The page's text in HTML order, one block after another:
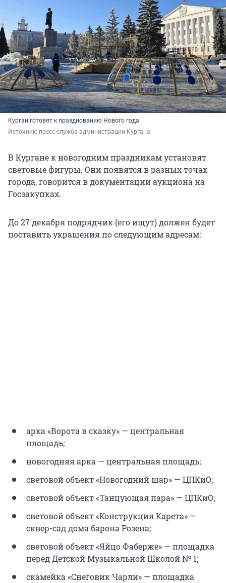
Курган готовят к празднованию Нового года
Источник: пресс-служба администрации Кургана
В Кургане к новогодним праздникам установят
световые фигуры. Они появятся в разных точах
города, говорится в документации аукциона на
Госзакупках.
До 27 декабря подрядчик (его ищут) должен будет
поставить украшения по следующим адресам:
арка «Ворота в сказку» — центральная
площадь;
новогодняя арка — центральная площадь;
световой объект «Новогодний шар» — ЦПКиО;
световой объект «Танцующая пара» — ЦПКиО;
световой объект «Конструкция Карета» —
сквер-сад дома барона Розена;
световой объект «Яйцо Фаберже» — площадка
перед Детской Музыкальной Школой № 1;
скамейка «Снеговик Чарли» — площадка